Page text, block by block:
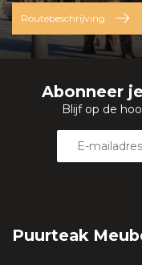
Routebeschrijving
Abonneer
Blijf op de
Puurteak